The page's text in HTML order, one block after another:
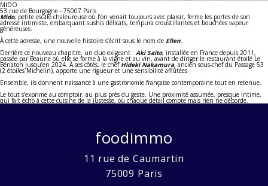
MIDO
53 rue de Bourgogne - 75007 Paris
Mido, petite escale chaleureuse où l’on venait toujours avec plaisir, ferme les portes de son
adresse intimiste, embarquant sushis délicats, tempura croustillantes et bouchées vapeur
généreuses.
À cette adresse, une nouvelle histoire s’écrit sous le nom de Ellen.
Derrière ce nouveau chapitre, un duo exigeant : Aki Saito, installée en France depuis 2011,
passée par Beaune où elle se forme à la vigne et au vin, avant de diriger le restaurant étoilé Le
Bénaton jusqu’en 2024. À ses côtés, le chef Hideki Nakamura, ancien sous-chef du Passage 53
(2 étoiles Michelin), apporte une rigueur et une sensibilité affûtées.
Ensemble, ils donnent naissance à une gastronomie française contemporaine tout en retenue.
Le tout s’exprime au comptoir, au plus près du geste. Une proximité assumée, presque intime,
qui fait écho à cette cuisine de la justesse, où chaque détail compte mais rien ne déborde.
foodimmo
11 rue de Caumartin
75009 Paris